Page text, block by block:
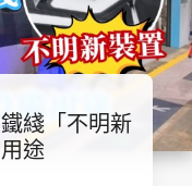
綫「不明新
途